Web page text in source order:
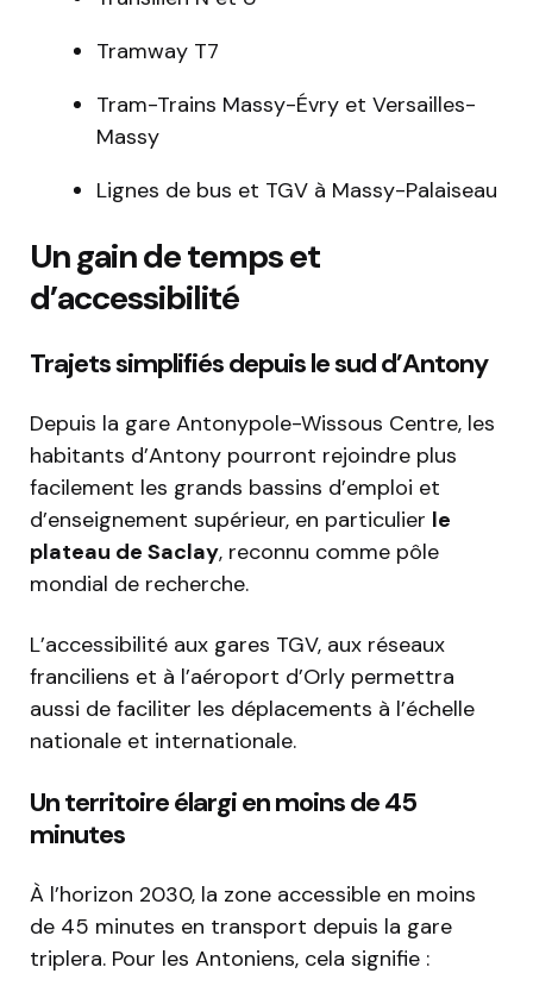
Tramway T7
Tram-Trains Massy-Évry et Versailles-
Massy
Lignes de bus et TGV à Massy-Palaiseau
Un gain de temps et
d’accessibilité
Trajets simplifiés depuis le sud d’Antony
Depuis la gare Antonypole-Wissous Centre, les
habitants d’Antony pourront rejoindre plus
facilement les grands bassins d’emploi et
d’enseignement supérieur, en particulier le
plateau de Saclay, reconnu comme pôle
mondial de recherche.
L’accessibilité aux gares TGV, aux réseaux
franciliens et à l’aéroport d’Orly permettra
aussi de faciliter les déplacements à l’échelle
nationale et internationale.
Un territoire élargi en moins de 45
minutes
À l’horizon 2030, la zone accessible en moins
de 45 minutes en transport depuis la gare
triplera. Pour les Antoniens, cela signifie :